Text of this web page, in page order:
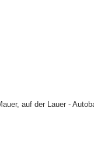
auf der Lauer -